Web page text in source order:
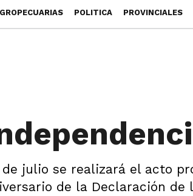
POLITICA PROVINCIALES
julio se realizará el acto
de la Declaración de